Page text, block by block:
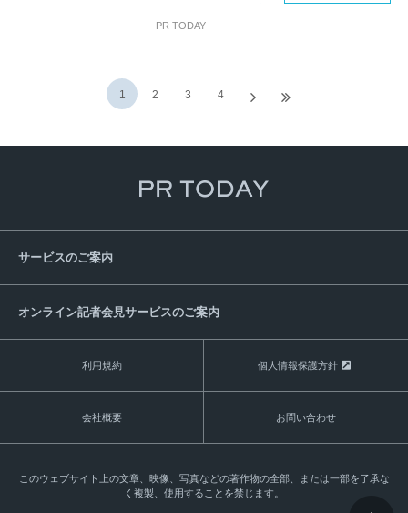
地域復興支援
PR TODAY
1 2 3 4
サービスのご案内
オンライン記者会見サービスのご案内
利用規約 個人情報保護方針
会社概要 お問い合わせ
このウェブサイト上の文章、映像、写真などの著作物の全部、または一部を了承な
く複製、使用することを禁じます。